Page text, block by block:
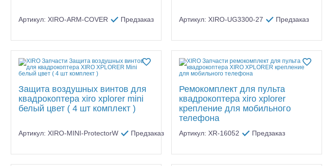
для моделей
Артикул: XIRO-ARM-COVER Предзаказ Артикул: XIRO-UG3300-27 Предзаказ
Защита воздушных винтов для
квадрокоптера xiro xplorer mini
белый цвет ( 4 шт комплект )
Артикул: XIRO-MINI-ProtectorW Предзаказ
Ремокомплект для пульта
квадрокоптера xiro xplorer
крепление для мобильного
телефона
Артикул: XR-16052 Предзаказ